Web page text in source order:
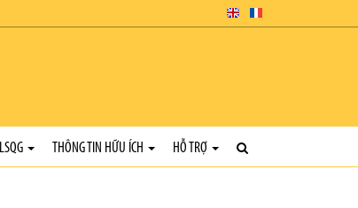
THÔNG TIN HỮU ÍCH HỖ TRỢ